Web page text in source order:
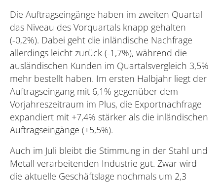
Die Auftragseingänge haben im zweiten Quartal
das Niveau des Vorquartals knapp gehalten
(-0,2%). Dabei geht die inländische Nachfrage
allerdings leicht zurück (-1,7%), während die
ausländischen Kunden im Quartalsvergleich 3,5%
mehr bestellt haben. Im ersten Halbjahr liegt der
Auftragseingang mit 6,1% gegenüber dem
Vorjahreszeitraum im Plus, die Exportnachfrage
expandiert mit +7,4% stärker als die inländischen
Auftragseingänge (+5,5%).
Auch im Juli bleibt die Stimmung in der Stahl und
Metall verarbeitenden Industrie gut. Zwar wird
die aktuelle Geschäftslage nochmals um 2,3